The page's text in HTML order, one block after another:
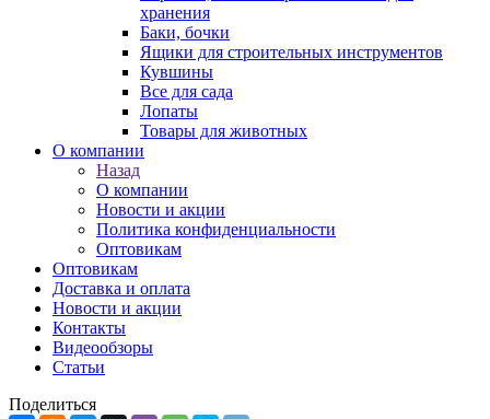
хранения
Баки, бочки
Ящики для строительных инструментов
Кувшины
Все для сада
Лопаты
Товары для животных
О компании
Назад
О компании
Новости и акции
Политика конфиденциальности
Оптовикам
Оптовикам
Доставка и оплата
Новости и акции
Контакты
Видеообзоры
Статьи
Поделиться